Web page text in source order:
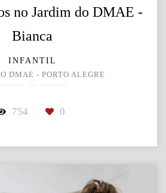
no Jardim do DMAE -
Bianca
INFANTIL
DMAE - PORTO ALEGRE
754 0